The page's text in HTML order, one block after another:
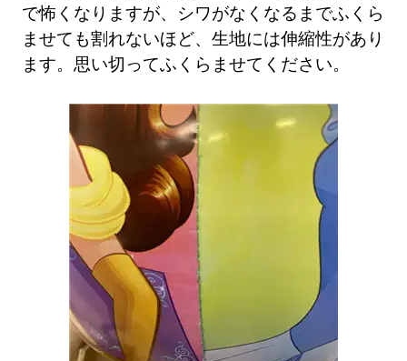
で怖くなりますが、シワがなくなるまでふくら
ませても割れないほど、生地には伸縮性があり
ます。思い切ってふくらませてください。